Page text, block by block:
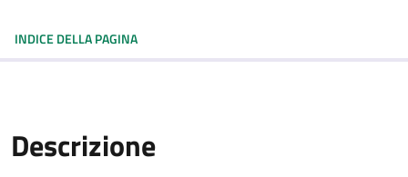
INDICE DELLA PAGINA
Descrizione